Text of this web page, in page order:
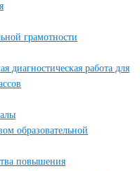
грамотности
диагностическая работа для
образовательной
повышения